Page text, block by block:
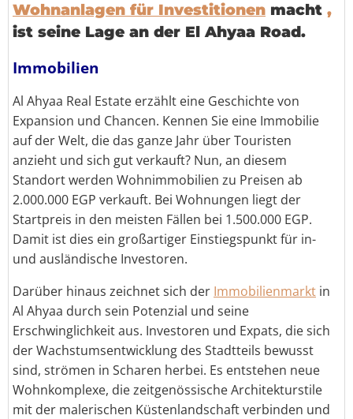
Wohnanlagen für Investitionen macht ,
ist seine Lage an der El Ahyaa Road.
Immobilien
Al Ahyaa Real Estate erzählt eine Geschichte von
Expansion und Chancen. Kennen Sie eine Immobilie
auf der Welt, die das ganze Jahr über Touristen
anzieht und sich gut verkauft? Nun, an diesem
Standort werden Wohnimmobilien zu Preisen ab
2.000.000 EGP verkauft. Bei Wohnungen liegt der
Startpreis in den meisten Fällen bei 1.500.000 EGP.
Damit ist dies ein großartiger Einstiegspunkt für in-
und ausländische Investoren.
Darüber hinaus zeichnet sich der Immobilienmarkt in
Al Ahyaa durch sein Potenzial und seine
Erschwinglichkeit aus. Investoren und Expats, die sich
der Wachstumsentwicklung des Stadtteils bewusst
sind, strömen in Scharen herbei. Es entstehen neue
Wohnkomplexe, die zeitgenössische Architekturstile
mit der malerischen Küstenlandschaft verbinden und